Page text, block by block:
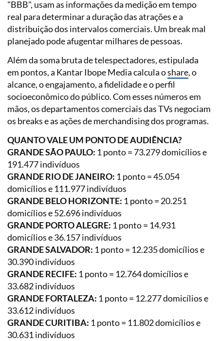
"BBB", usam as informações da medição em tempo
real para determinar a duração das atrações e a
distribuição dos intervalos comerciais. Um break mal
planejado pode afugentar milhares de pessoas.
Além da soma bruta de telespectadores, estipulada
em pontos, a Kantar Ibope Media calcula oshare, o
alcance, o engajamento, a fidelidade e o perfil
socioeconômico do público. Com esses números em
mãos, os departamentos comerciais das TVs negociam
os breaks e as ações de merchandising dos programas.
QUANTO VALE UM PONTO DE AUDIÊNCIA?
GRANDE SÃO PAULO: 1 ponto = 73.279 domicílios e
191.477 indivíduos
GRANDE RIO DE JANEIRO: 1 ponto = 45.054
domicílios e 111.977 indivíduos
GRANDE BELO HORIZONTE: 1 ponto = 20.251
domicílios e 52.696 indivíduos
GRANDE PORTO ALEGRE: 1 ponto = 14.931
domicílios e 36.157 indivíduos
GRANDE SALVADOR: 1 ponto = 12.235 domicílios e
30.390 indivíduos
GRANDE RECIFE: 1 ponto = 12.764 domicílios e
33.682 indivíduos
GRANDE FORTALEZA: 1 ponto = 12.277 domicílios e
33.612 indivíduos
GRANDE CURITIBA: 1 ponto = 11.802 domicílios e
30.631 indivíduos